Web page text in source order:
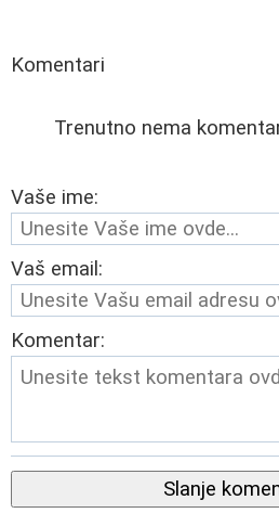
Komentari
Trenutno nema
Vaše ime:
Vaš email:
Komentar:
Slanje